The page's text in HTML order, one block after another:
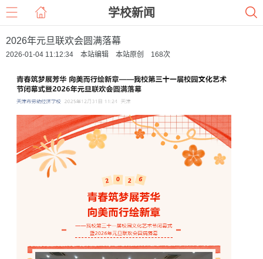
学校新闻
2026年元旦联欢会圆满落幕
2026-01-04 11:12:34 本站编辑 本站原创 168次